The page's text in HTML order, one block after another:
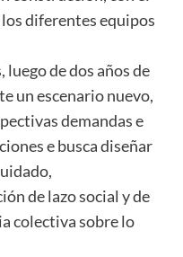
diferentes equipos
de dos años de
un escenario nuevo,
demandas e
e busca diseñar
de lazo social y de
colectiva sobre lo